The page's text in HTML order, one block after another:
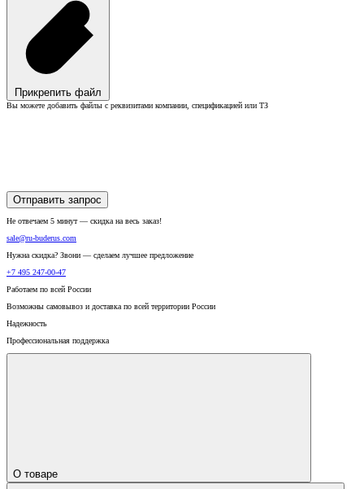
Прикрепить файл
Вы можете добавить файлы с реквизитами компании, спецификацией или ТЗ
Отправить запрос
Не отвечаем 5 минут — скидка на весь заказ!
sale@ru-buderus.com
Нужна скидка? Звони — сделаем лучшее предложение
+7 495 247-00-47
Работаем по всей России
Возможны самовывоз и доставка по всей территории России
Надежность
Профессиональная поддержка
О товаре